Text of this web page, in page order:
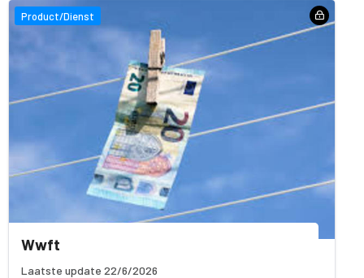
Product/Dienst
Wwft
Laatste update 22/6/2026